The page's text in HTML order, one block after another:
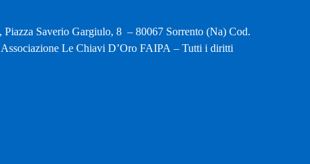
Piazza Saverio Gargiulo, 8 – 80067 Sorrento (Na) Cod.
Le Chiavi D’Oro FAIPA – Tutti i diritti